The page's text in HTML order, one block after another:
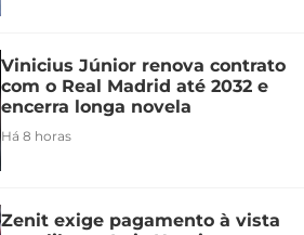
Vinicius Júnior renova contrato
com o Real Madrid até 2032 e
encerra longa novela
Há 8 horas
Zenit exige pagamento à vista